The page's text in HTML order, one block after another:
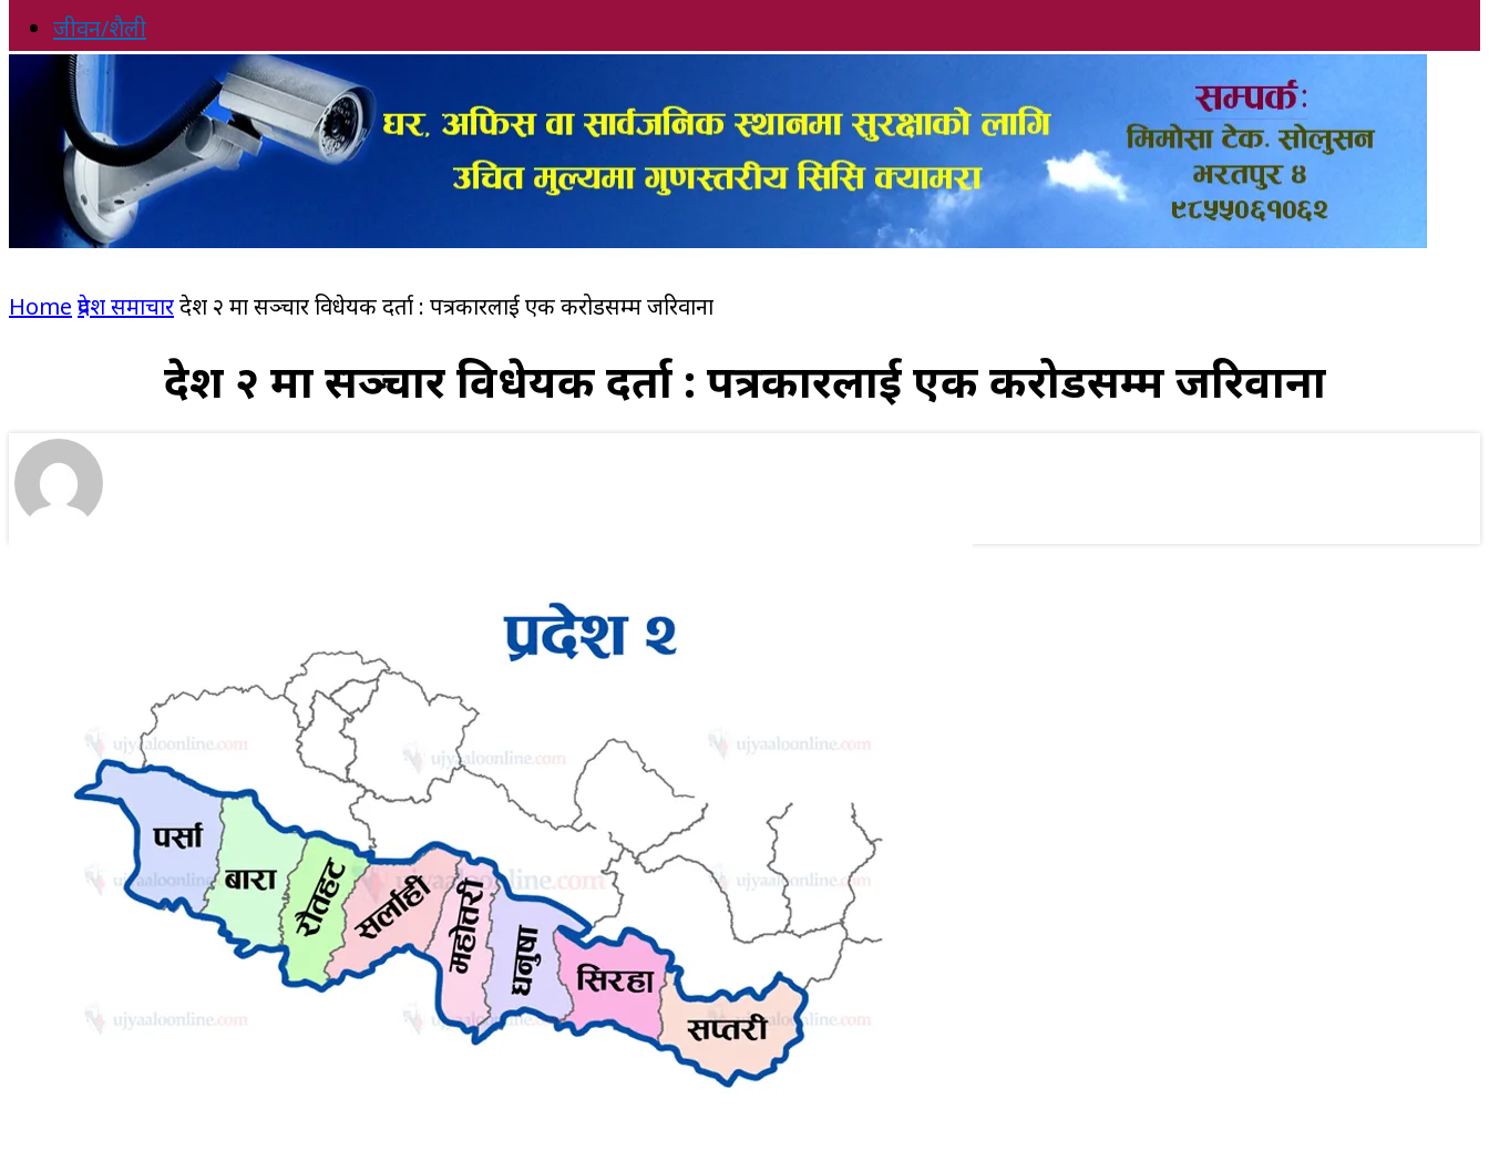
जीवन/शैली
Home प्रदेश समाचारप्रदेश २ मा सञ्चार विधेयक दर्ता : पत्रकारलाई एक करोडसम्म जरिवाना
प्रदेश २ मा सञ्चार विधेयक दर्ता : पत्रकारलाई एक करोडसम्म जरिवाना